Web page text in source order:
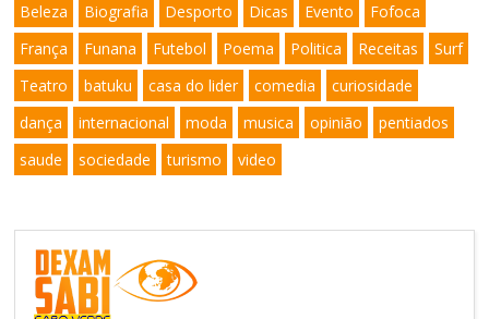
Beleza Biografia Desporto Dicas Evento
Fofoca
França
Funana Futebol Poema Politica Receitas
Surf
Teatro
batuku casa do lider comedia
curiosidade
dança
internacional moda musica opinião
pentiados
saude
sociedade turismo video